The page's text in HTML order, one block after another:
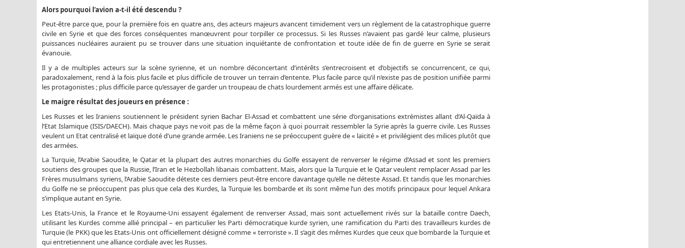
Alors pourquoi l’avion a-t-il été descendu ?
Peut-être parce que, pour la première fois en quatre ans, des acteurs majeurs avancent timidement vers un règlement de la catastrophique guerre
civile en Syrie et que des forces conséquentes manœuvrent pour torpiller ce processus. Si les Russes n’avaient pas gardé leur calme, plusieurs
puissances nucléaires auraient pu se trouver dans une situation inquiétante de confrontation et toute idée de fin de guerre en Syrie se serait
évanouie.
Il y a de multiples acteurs sur la scène syrienne, et un nombre déconcertant d’intérêts s’entrecroisent et d’objectifs se concurrencent, ce qui,
paradoxalement, rend à la fois plus facile et plus difficile de trouver un terrain d’entente. Plus facile parce qu’il n’existe pas de position unifiée parmi
les protagonistes ; plus difficile parce qu’essayer de garder un troupeau de chats lourdement armés est une affaire délicate.
Le maigre résultat des joueurs en présence :
Les Russes et les Iraniens soutiennent le président syrien Bachar El-Assad et combattent une série d’organisations extrémistes allant d’Al-Qaïda à
l’Etat Islamique (ISIS/DAECH). Mais chaque pays ne voit pas de la même façon à quoi pourrait ressembler la Syrie après la guerre civile. Les Russes
veulent un Etat centralisé et laïque doté d’une grande armée. Les Iraniens ne se préoccupent guère de « laïcité » et privilégient des milices plutôt que
des armées.
La Turquie, l’Arabie Saoudite, le Qatar et la plupart des autres monarchies du Golfe essayent de renverser le régime d’Assad et sont les premiers
soutiens des groupes que la Russie, l’Iran et le Hezbollah libanais combattent. Mais, alors que la Turquie et le Qatar veulent remplacer Assad par les
Frères musulmans syriens, l’Arabie Saoudite déteste ces derniers peut-être encore davantage qu’elle ne déteste Assad. Et tandis que les monarchies
du Golfe ne se préoccupent pas plus que cela des Kurdes, la Turquie les bombarde et ils sont même l’un des motifs principaux pour lequel Ankara
s’implique autant en Syrie.
Les Etats-Unis, la France et le Royaume-Uni essayent également de renverser Assad, mais sont actuellement rivés sur la bataille contre Daech,
utilisant les Kurdes comme allié principal – en particulier les Parti démocratique kurde syrien, une ramification du Parti des travailleurs kurdes de
Turquie (le PKK) que les Etats-Unis ont officiellement désigné comme « terroriste ». Il s’agit des mêmes Kurdes que ceux que bombarde la Turquie et
qui entretiennent une alliance cordiale avec les Russes.